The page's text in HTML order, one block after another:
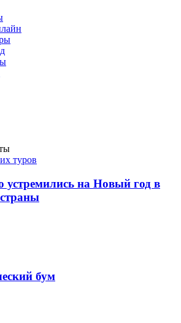
устремились на Новый год в
бум